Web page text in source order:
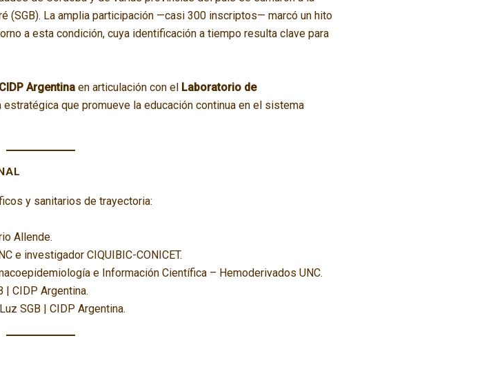
(SGB). La amplia participación —casi 300 inscriptos— marcó un hito
a esta condición, cuya identificación a tiempo resulta clave para
Argentina en articulación con el Laboratorio de
estratégica que promueve la educación continua en el sistema
y sanitarios de trayectoria:
Allende.
e investigador CIQUIBIC-CONICET.
e Información Científica – Hemoderivados UNC.
| CIDP Argentina.
SGB | CIDP Argentina.